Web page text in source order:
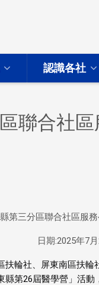
認識各社
聯合社
第三分區聯合社區服
日期:2025年7
扶輪社、屏東南區扶
縣第26屆醫學營」活